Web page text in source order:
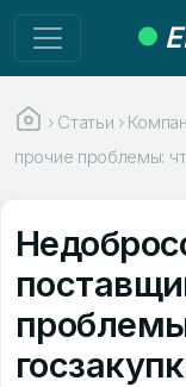
› Статьи ›
прочие проблемы: